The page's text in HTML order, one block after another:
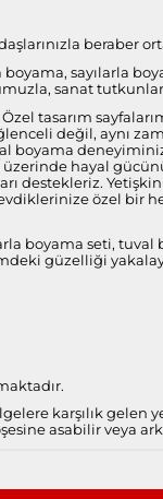
beraber
boyama, sayılarla
sanat
tasarım
değil, aynı
hayal
destekleriz.
özel bir
boyama seti,
güzelliği
karşılık gelen
asabilir veya